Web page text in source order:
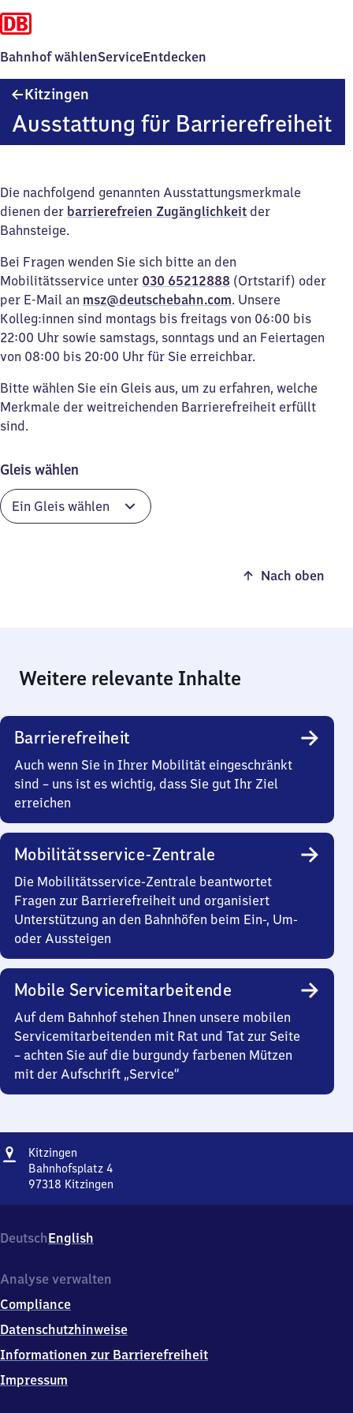
Bahnhof wählenServiceEntdecken
Kitzingen
Ausstattung für Barrierefreiheit
Die nachfolgend genannten Ausstattungsmerkmale
dienen der barrierefreien Zugänglichkeit der
Bahnsteige.
Bei Fragen wenden Sie sich bitte an den
Mobilitätsservice unter 030 65212888 (Ortstarif) oder
per E-Mail an msz@deutschebahn.com. Unsere
Kolleg:innen sind montags bis freitags von 06:00 bis
22:00 Uhr sowie samstags, sonntags und an Feiertagen
von 08:00 bis 20:00 Uhr für Sie erreichbar.
Bitte wählen Sie ein Gleis aus, um zu erfahren, welche
Merkmale der weitreichenden Barrierefreiheit erfüllt
sind.
Gleis wählen
Nach oben
Weitere relevante Inhalte
Barrierefreiheit
Auch wenn Sie in Ihrer Mobilität eingeschränkt
sind – uns ist es wichtig, dass Sie gut Ihr Ziel
erreichen
Mobilitätsservice-Zentrale
Die Mobilitätsservice-Zentrale beantwortet
Fragen zur Barrierefreiheit und organisiert
Unterstützung an den Bahnhöfen beim Ein-, Um-
oder Aussteigen
Mobile Servicemitarbeitende
Auf dem Bahnhof stehen Ihnen unsere mobilen
Servicemitarbeitenden mit Rat und Tat zur Seite
– achten Sie auf die burgundy farbenen Mützen
mit der Aufschrift „Service“
Adresse
Kitzingen
Bahnhofsplatz 4
97318 Kitzingen
4,
9
3
8
Kitzingen
DeutschEnglish
Analyse verwalten
Compliance
Datenschutzhinweise
Informationen zur Barrierefreiheit
Impressum